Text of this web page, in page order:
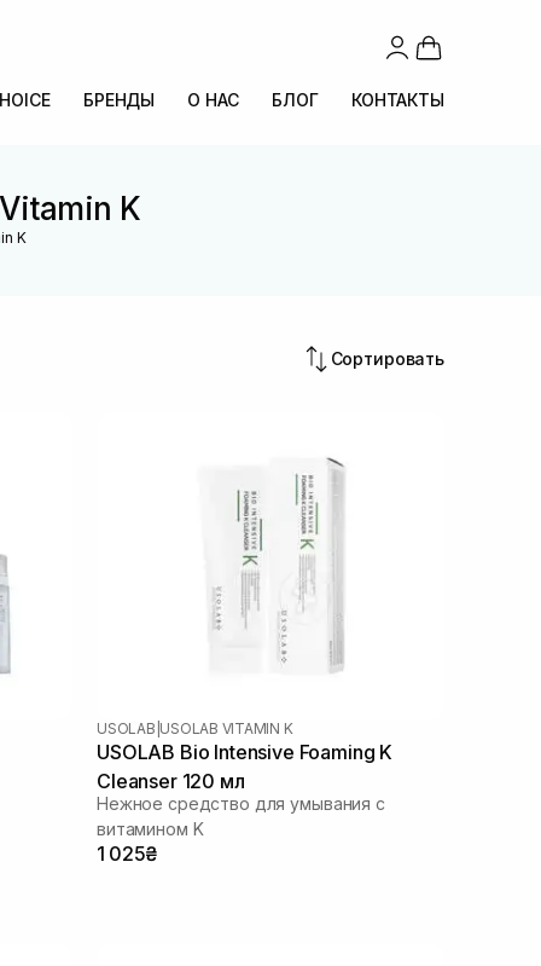
БРЕНДЫ О НАС БЛОГ КОНТАКТЫ
K
K
Сортировать
USOLAB USOLAB VITAMIN K
USOLAB Bio Intensive Foaming K
Cleanser 120 мл
Нежное средство для умывания с
витамином K
1 025₴